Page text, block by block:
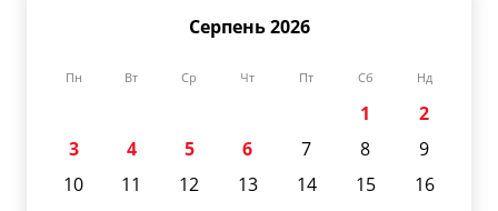
Серпень 2026
Пн Вт Ср Чт Пт Сб Нд
1
2
3
4 5 6 7 8
9
10
11 12 13 14 15
16